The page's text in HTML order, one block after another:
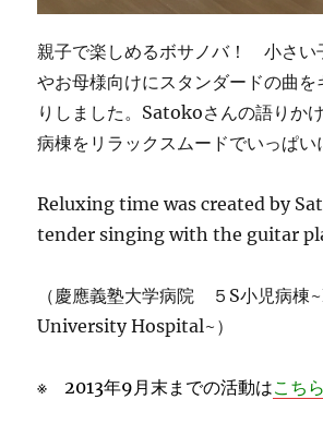
親子で楽しめるボサノバ！ 小さい
やお母様向けにスタンダードの曲を
りしました。Satokoさんの語りか
病棟をリラックスムードでいっぱい
Reluxing time was created by
tender singing with the guitar
（慶應義塾大学病院 ５S小児病棟
University Hospital~）
※ 2013年9月末までの活動はこちら